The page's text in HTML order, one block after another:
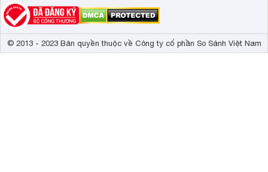
© 2013 - 2023 Bản quyền thuộc về Công ty cổ phần So Sánh Việt Nam